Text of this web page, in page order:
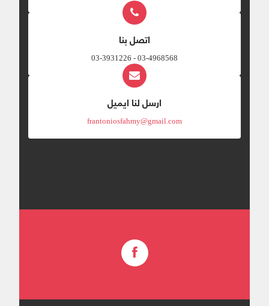
اتصل بنا
03-4968568 - 03-3931226
ارسل لنا ايميل
frantoniosfahmy@gmail.com